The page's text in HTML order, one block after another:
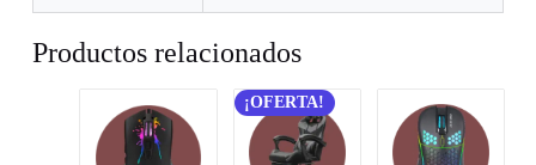
Productos relacionados
¡OFERTA!